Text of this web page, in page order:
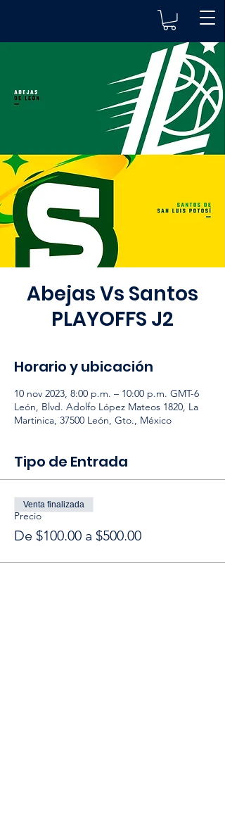
Abejas Vs Santos
PLAYOFFS J2
Horario y ubicación
10 nov 2023, 8:00 p.m. – 10:00 p.m. GMT-6
León, Blvd. Adolfo López Mateos 1820, La
Martinica, 37500 León, Gto., México
Tipo de Entrada
Precio
De $100.00 a $500.00
Venta finalizada